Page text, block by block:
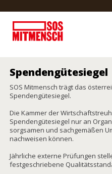
Spendengütesiegel
SOS Mitmensch trägt das
Spendengütesiegel.
Die Kammer der
Spendengütesiegel nur an
sorgsamen und sachgemäßen
nachweisen können.
Jährliche externe Prüfungen
festgeschriebene